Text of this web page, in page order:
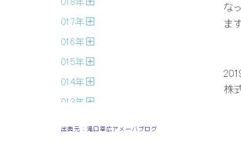
出典元：滝口幸広アメーバブログ